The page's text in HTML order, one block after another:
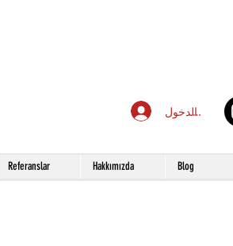
تسجيل الدخول
Referanslar Hakkımızda Blog